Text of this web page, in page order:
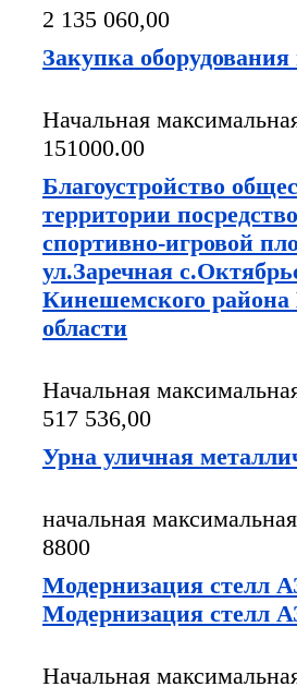
2 135 060,00
Закупка
Начальная
151000.00
Благоустройство
территории
спортивно-игровой
ул.Заречная
Кинешемского района
области
Начальная
517 536,00
Урна уличная
начальная
8800
Модернизация стелл
Модернизация стелл
Начальная